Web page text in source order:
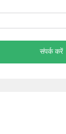
संपर्क करें